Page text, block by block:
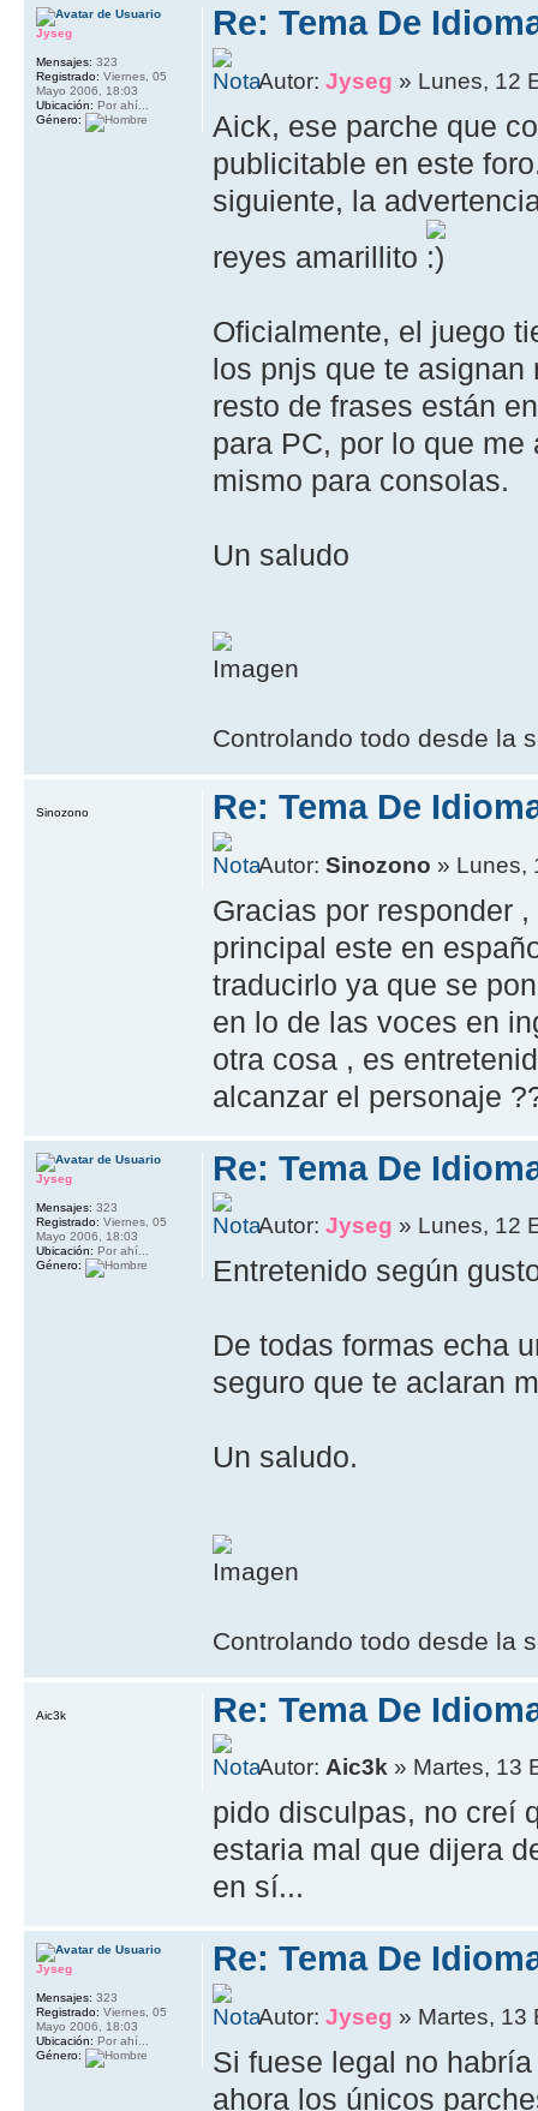
Re: Tema De
Autor:Jyseg » Lunes, 12
Aick, ese parche que
publicitable en este
siguiente, la
reyes amarillito
Oficialmente, el juego
los pnjs que te
resto de frases están
para PC, por lo que
mismo para consolas.
Un saludo
Controlando todo desde la
Jyseg
Mensajes: 323
Registrado: Viernes, 05
Mayo 2006, 18:03
Ubicación: Por ahí...
Género:
Re: Tema De
Autor:Sinozono » Lunes,
Gracias por responder
principal este en
traducirlo ya que se
en lo de las voces en
otra cosa , es
alcanzar el personaje
Sinozono
Re: Tema De
Autor:Jyseg » Lunes, 12
Entretenido según
De todas formas echa
seguro que te aclaran
Un saludo.
Controlando todo desde la
Jyseg
Mensajes: 323
Registrado: Viernes, 05
Mayo 2006, 18:03
Ubicación: Por ahí...
Género:
Re: Tema De
Autor:Aic3k » Martes, 13
pido disculpas, no creí
estaria mal que dijera
en sí...
Aic3k
Re: Tema De
Autor:Jyseg » Martes, 13
Si fuese legal no
ahora los únicos
Jyseg
Mensajes: 323
Registrado: Viernes, 05
Mayo 2006, 18:03
Ubicación: Por ahí...
Género: